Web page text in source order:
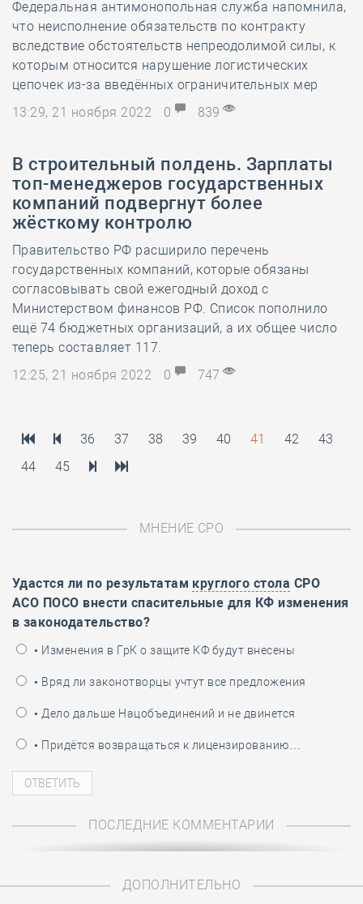
Федеральная антимонопольная служба напомнила,
что неисполнение обязательств по контракту
вследствие обстоятельств непреодолимой силы, к
которым относится нарушение логистических
цепочек из-за введённых ограничительных мер
13:29, 21 ноября 2022
0 839
В строительный полдень. Зарплаты
топ-менеджеров государственных
компаний подвергнут более
жёсткому контролю
Правительство РФ расширило перечень
государственных компаний, которые обязаны
согласовывать свой ежегодный доход с
Министерством финансов РФ. Список пополнило
ещё 74 бюджетных организаций, а их общее число
теперь составляет 117.
12:25, 21 ноября 2022
0 747
36 37 38 39 40 41 42
43
44
45
МНЕНИЕ СРО
Удастся ли по результатам круглого стола СРО
АСО ПОСО внести спасительные для КФ изменения
в законодательство?
• Изменения в ГрК о защите КФ будут внесены
• Вряд ли законотворцы учтут все предложения
• Дело дальше Нацобъединений и не двинется
• Придётся возвращаться к лицензированию…
ПОСЛЕДНИЕ КОММЕНТАРИИ
ДОПОЛНИТЕЛЬНО